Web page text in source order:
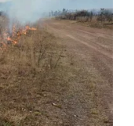
門面」。但氣候
片綠意，可能代表
夫松提到，「草坪
一了。」「『醜』
傳遞概念的方
坪大賽」源於瑞典
羅的海的島嶼，長